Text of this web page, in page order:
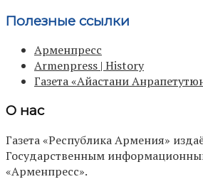
Полезные ссылки
Арменпресс
Armenpress | History
Газета «Айастани
О нас
Газета «Республика Армения»
Государственным
«Арменпресс».